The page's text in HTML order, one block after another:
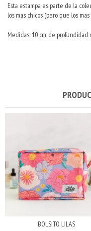
Esta estampa es parte de la
los mas chicos (pero que los
Medidas: 10 cm. de profundidad
BOLSITO LILAS